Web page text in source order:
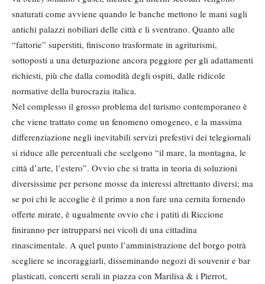
snaturati come avviene quando le banche mettono le mani sugli
antichi palazzi nobiliari delle città e li sventrano. Quanto alle
“fattorie” superstiti, finiscono trasformate in agriturismi,
sottoposti a una deturpazione ancora peggiore per gli adattamenti
richiesti, più che dalla comodità degli ospiti, dalle ridicole
normative della burocrazia italica.
Nel complesso il grosso problema del turismo contemporaneo è
che viene trattato come un fenomeno omogeneo, e la massima
differenziazione negli inevitabili servizi prefestivi dei telegiornali
si riduce alle percentuali che scelgono “il mare, la montagna, le
città d’arte, l’estero”. Ovvio che si tratta in teoria di soluzioni
diversissime per persone mosse da interessi altrettanto diversi; ma
se poi chi le accoglie è il primo a non fare una cernita fornendo
offerte mirate, è ugualmente ovvio che i patiti di Riccione
finiranno per intrupparsi nei vicoli di una cittadina
rinascimentale. A quel punto l’amministrazione del borgo potrà
scegliere se incoraggiarli, disseminando negozi di souvenir e bar
plasticati, concerti serali in piazza con Marilisa & i Pierrot,